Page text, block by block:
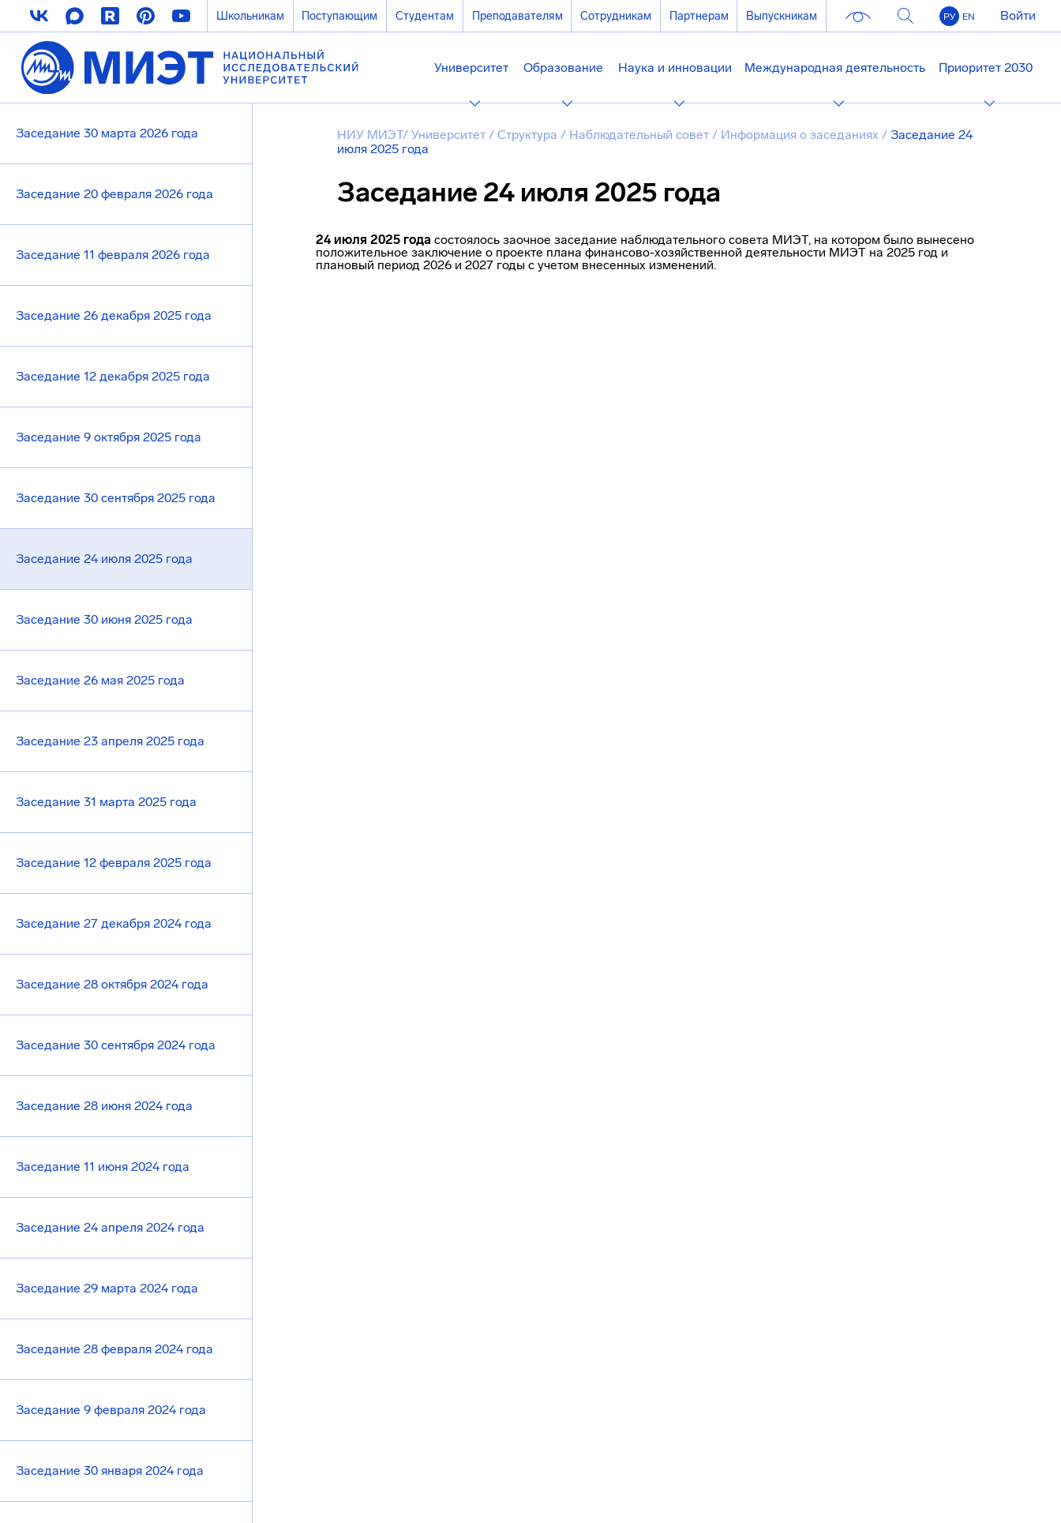
Школьникам Поступающим Студентам Преподавателям Сотрудникам Партнерам Выпускникам РУ EN Войти
Университет Образование Наука и инновации Международная деятельность Приоритет 2030
Заседание 30 марта 2026 года
Заседание 20 февраля 2026 года
Заседание 11 февраля 2026 года
Заседание 26 декабря 2025 года
Заседание 12 декабря 2025 года
Заседание 9 октября 2025 года
Заседание 30 сентября 2025 года
Заседание 24 июля 2025 года
Заседание 30 июня 2025 года
Заседание 26 мая 2025 года
Заседание 23 апреля 2025 года
Заседание 31 марта 2025 года
Заседание 12 февраля 2025 года
Заседание 27 декабря 2024 года
Заседание 28 октября 2024 года
Заседание 30 сентября 2024 года
Заседание 28 июня 2024 года
Заседание 11 июня 2024 года
Заседание 24 апреля 2024 года
Заседание 29 марта 2024 года
Заседание 28 февраля 2024 года
Заседание 9 февраля 2024 года
Заседание 30 января 2024 года
НИУ МИЭТ/ Университет / Структура / Наблюдательный совет / Информация о заседаниях / Заседание 24
июля 2025 года
Заседание 24 июля 2025 года
24 июля 2025 года состоялось заочное заседание наблюдательного совета МИЭТ, на котором было вынесено
положительное заключение о проекте плана финансово-хозяйственной деятельности МИЭТ на 2025 год и
плановый период 2026 и 2027 годы с учетом внесенных изменений.